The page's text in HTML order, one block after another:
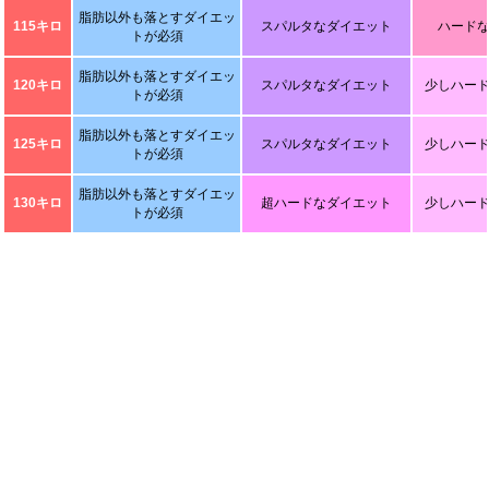
115キロ
脂肪以外も落とすダイエッ
トが必須
スパルタなダイエット ハード
120キロ
脂肪以外も落とすダイエッ
トが必須
スパルタなダイエット 少しハー
125キロ
脂肪以外も落とすダイエッ
トが必須
スパルタなダイエット 少しハー
130キロ
脂肪以外も落とすダイエッ
トが必須
超ハードなダイエット 少しハー